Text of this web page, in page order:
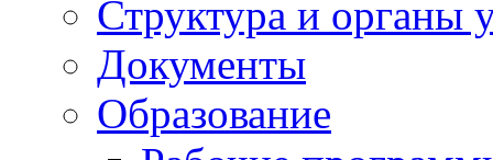
Структура и органы
Документы
Образование